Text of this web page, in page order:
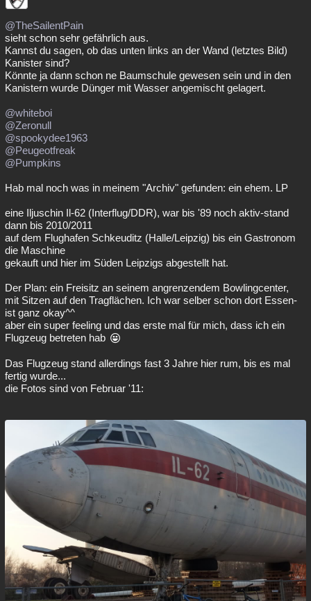
@TheSailentPain
sieht schon sehr gefährlich aus.
Kannst du sagen, ob das unten links an der Wand (letztes Bild)
Kanister sind?
Könnte ja dann schon ne Baumschule gewesen sein und in den
Kanistern wurde Dünger mit Wasser angemischt gelagert.
@whiteboi
@Zeronull
@spookydee1963
@Peugeotfreak
@Pumpkins
Hab mal noch was in meinem "Archiv" gefunden: ein ehem. LP
eine Iljuschin Il-62 (Interflug/DDR), war bis '89 noch aktiv-stand
dann bis 2010/2011
auf dem Flughafen Schkeuditz (Halle/Leipzig) bis ein Gastronom
die Maschine
gekauft und hier im Süden Leipzigs abgestellt hat.
Der Plan: ein Freisitz an seinem angrenzendem Bowlingcenter,
mit Sitzen auf den Tragflächen. Ich war selber schon dort Essen-
ist ganz okay^^
aber ein super feeling und das erste mal für mich, dass ich ein
Flugzeug betreten hab
Das Flugzeug stand allerdings fast 3 Jahre hier rum, bis es mal
fertig wurde...
die Fotos sind von Februar '11: